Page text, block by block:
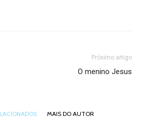
Próximo artigo
O menino Jesus
MAIS DO AUTOR